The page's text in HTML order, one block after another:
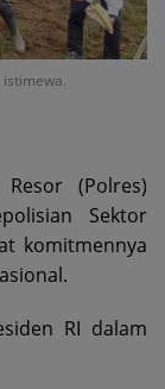
(Polres)
Sektor
komitmennya
RI dalam